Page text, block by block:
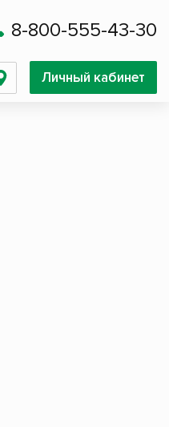
8-800-555-43-30
Личный кабинет